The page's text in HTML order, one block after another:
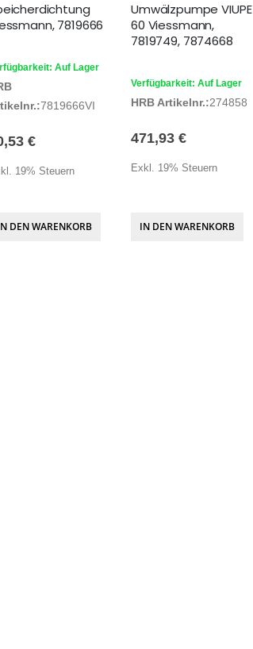
7819666
Auf Lager
7819666VI
€
19% Steuern
DEN WARENKORB
Umwälzpumpe VIUPE
60 Viessmann,
7819749, 7874668
Verfügbarkeit: Auf Lager
HRB Artikelnr.:274858
471,93 €
Exkl. 19% Steuern
IN DEN WARENKORB